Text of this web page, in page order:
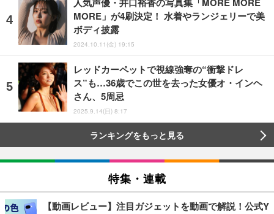
MORE」が4刷決定！ 水着やランジェリーで美
ボディ披露
2024.10.11(金) 19:15
レッドカーペットで視線強奪の“衝撃ドレ
ス”も…36歳でこの世を去った女優オ・インヘ
さん、5周忌
2025.9.14(日) 8:17
ランキングをもっと見る
特集・連載
【動画レビュー】注目ガジェットを動画で解説！公式Y